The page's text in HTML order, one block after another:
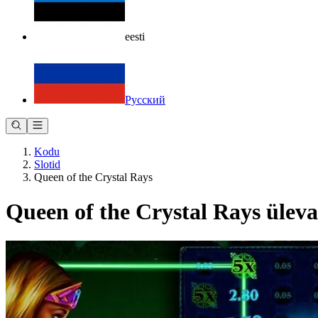
eesti
Русский
Kodu
Slotid
Queen of the Crystal Rays
Queen of the Crystal Rays